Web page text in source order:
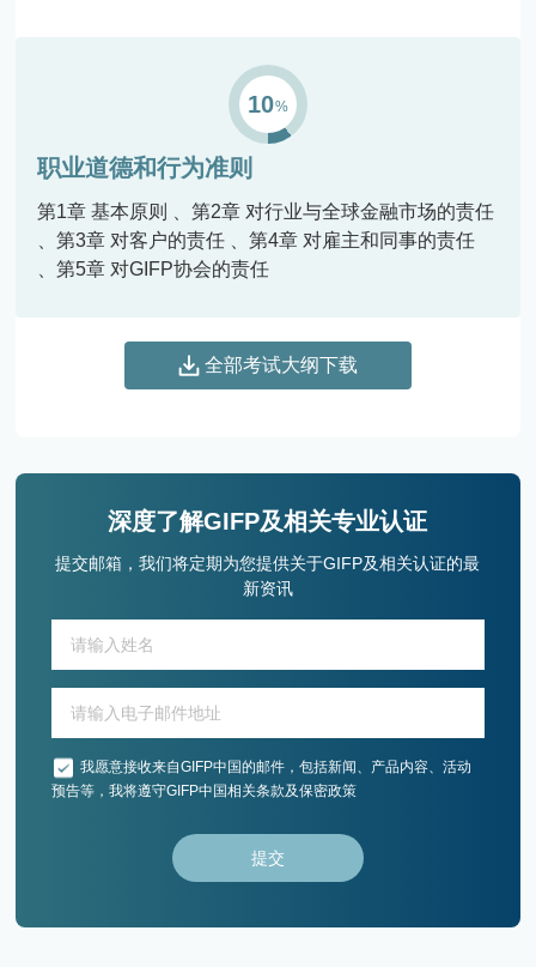
10
职业道德和行为准则
第1章 基本原则
第2章 对行业与全球金融市场的责任
第3章 对客户的责任
第4章 对雇主和同事的责任
第5章 对GIFP协会的责任
全部考试大纲下载
深度了解GIFP及相关专业认证
提交邮箱，我们将定期为您提供关于GIFP及相关认证的最
新资讯
我愿意接收来自GIFP中国的邮件，包括新闻、产品内容、活动
预告等，我将遵守GIFP中国相关条款及保密政策
提交